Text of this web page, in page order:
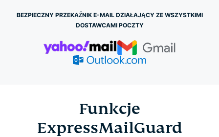
Funkcje ExpressMailGuard
Dlaczego ExpressMailGuard?
Funkcje ExpressMailGuard
Często zadawane pytania
BEZPIECZNY PRZEKAŹNIK E-MAIL DZIAŁAJĄCY ZE WSZYSTKIMI
DOSTAWCAMI POCZTY
Funkcje
ExpressMailGuard